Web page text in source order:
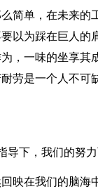
简单，在未来的
以为踩在巨人的
，一味的坐享其
劳是一个人不可
下，我们的努力
映在我们的脑海